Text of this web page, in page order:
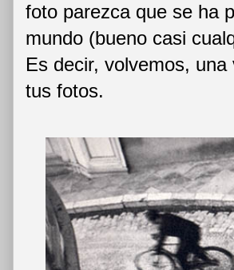
foto parezca que se ha
mundo (bueno casi
Es decir, volvemos,
tus fotos.